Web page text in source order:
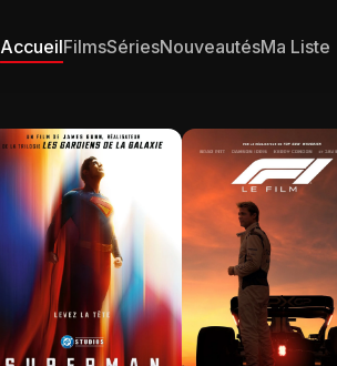
AccueilFilmsSériesNouveautésMa Liste